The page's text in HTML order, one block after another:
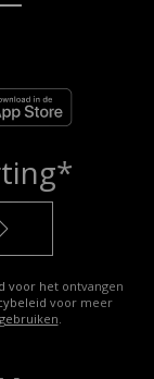
voor het ontvangen
voor meer